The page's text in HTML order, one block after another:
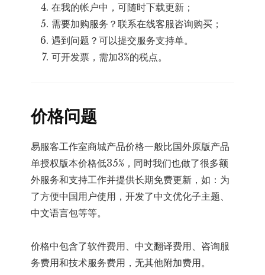
在我的帐户中，可随时下载更新；
需要加购服务？联系在线客服咨询购买；
遇到问题？可以提交服务支持单。
可开发票，需加3%的税点。
价格问题
易服客工作室商城产品价格一般比国外原版产品
单授权版本价格低35%，同时我们也做了很多额
外服务和支持工作并提供长期免费更新，如：为
了方便中国用户使用，开发了中文优化子主题、
中文语言包等等。
价格中包含了软件费用、中文翻译费用、咨询服
务费用和技术服务费用，无其他附加费用。